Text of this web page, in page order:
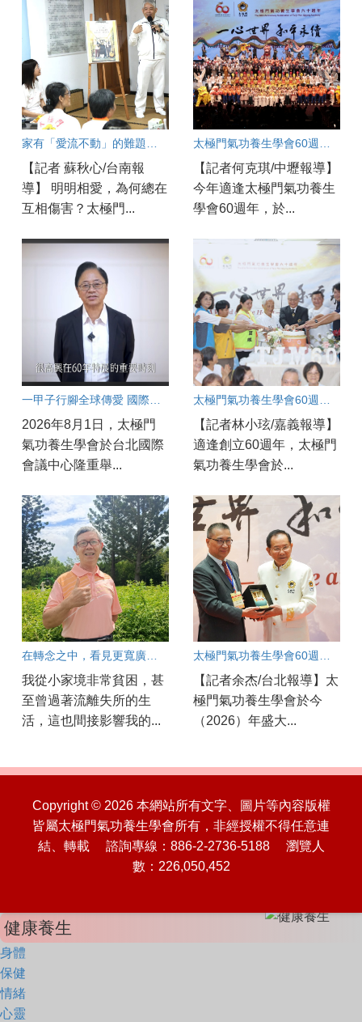
【記者 蘇秋心/台南報
導】 明明相愛，為何總在
互相傷害？太極門...
【記者何克琪/中壢報導】
今年適逢太極門氣功養生
學會60週年，於...
2026年8月1日，太極門
氣功養生學會於台北國際
會議中心隆重舉...
【記者林小玹/嘉義報導】
適逢創立60週年，太極門
氣功養生學會於...
在轉念之中，看見更寬廣的人生
我從小家境非常貧困，甚
至曾過著流離失所的生
活，這也間接影響我的...
太極門氣功養生學會60週年慶開幕！
【記者余杰/台北報導】太
極門氣功養生學會於今
（2026）年盛大...
Copyright © 2026 本網站所有文字、圖片等內容版權
皆屬太極門氣功養生學會所有，非經授權不得任意連
結、轉載 諮詢專線：886-2-2736-5188 瀏覽人
數：226,050,452
健康養生
身體
保健
情緒
心靈